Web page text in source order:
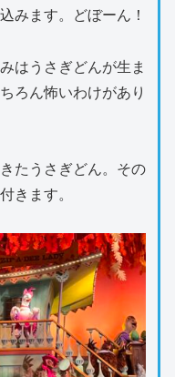
みます。どぼーん！
はうさぎどんが生ま
ろん怖いわけがあり
たうさぎどん。その
きます。